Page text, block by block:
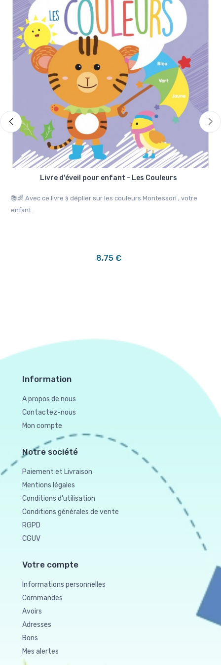
Livre d'éveil pour enfant - Les Couleurs
📚🌈 Avec ce livre à déplier sur les couleurs Montessori , votre
enfant...
8,75 €
Information
A propos de nous
Contactez-nous
Mon compte
Notre société
Paiement et Livraison
Mentions légales
Conditions d'utilisation
Conditions générales de vente
RGPD
CGUV
Votre compte
Informations personnelles
Commandes
Avoirs
Adresses
Bons
Mes alertes